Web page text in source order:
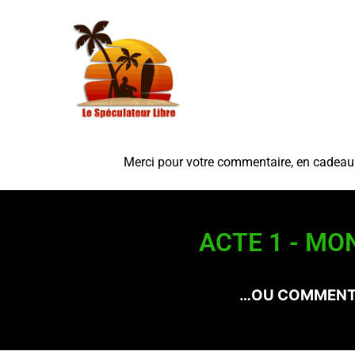
Merci pour votre commentaire, en
ACTE 1 -
…OU COMMENT